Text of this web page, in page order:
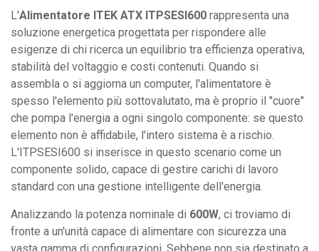
silenziosa
per
tuo
computer.
quantità
L'Alimentatore ITEK ATX ITPSESI600 rappresenta una
soluzione energetica progettata per rispondere alle
esigenze di chi ricerca un equilibrio tra efficienza operativa,
stabilità del voltaggio e costi contenuti. Quando si
assembla o si aggiorna un computer, l'alimentatore è
spesso l'elemento più sottovalutato, ma è proprio il "cuore"
che pompa l'energia a ogni singolo componente: se questo
elemento non è affidabile, l'intero sistema è a rischio.
L'ITPSESI600 si inserisce in questo scenario come un
componente solido, capace di gestire carichi di lavoro
standard con una gestione intelligente dell'energia.
Analizzando la potenza nominale di 600W, ci troviamo di
fronte a un'unità capace di alimentare con sicurezza una
vasta gamma di configurazioni. Sebbene non sia destinato a